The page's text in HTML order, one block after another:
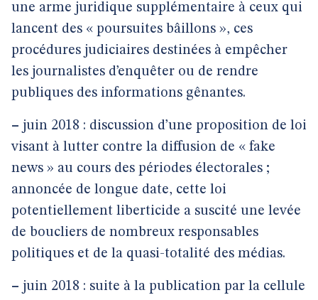
une arme juridique supplémentaire à ceux qui
lancent des « poursuites bâillons », ces
procédures judiciaires destinées à empêcher
les journalistes d’enquêter ou de rendre
publiques des informations gênantes.
– juin 2018 : discussion d’une proposition de loi
visant à lutter contre la diffusion de « fake
news » au cours des périodes électorales ;
annoncée de longue date, cette loi
potentiellement liberticide a suscité une levée
de boucliers de nombreux responsables
politiques et de la quasi-totalité des médias.
– juin 2018 : suite à la publication par la cellule